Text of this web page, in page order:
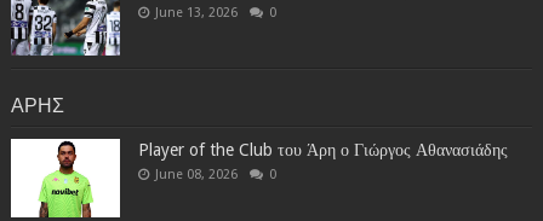
June 13, 2026 0
ΑΡΗΣ
Player of the Club του Άρη ο Γιώργος Αθανασιάδης
June 08, 2026 0